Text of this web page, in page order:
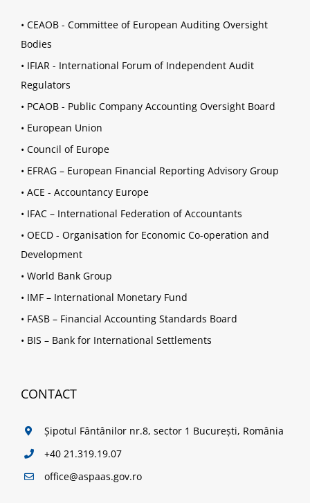
• CEAOB - Committee of European Auditing Oversight
Bodies
• IFIAR - International Forum of Independent Audit
Regulators
• PCAOB - Public Company Accounting Oversight Board
• European Union
• Council of Europe
• EFRAG – European Financial Reporting Advisory Group
• ACE - Accountancy Europe
• IFAC – International Federation of Accountants
• OECD - Organisation for Economic Co-operation and
Development
• World Bank Group
• IMF – International Monetary Fund
• FASB – Financial Accounting Standards Board
• BIS – Bank for International Settlements
CONTACT
Șipotul Fântânilor nr.8, sector 1 București, România
+40 21.319.19.07
office@aspaas.gov.ro